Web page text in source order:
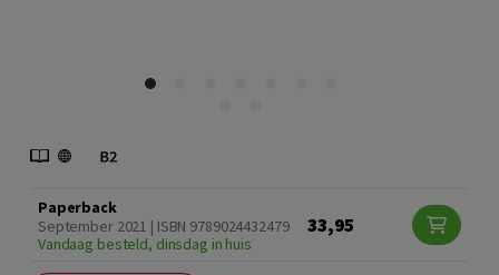
Paperback
September 2021 | ISBN 9789024432479
Vandaag besteld, dinsdag in huis
33,95